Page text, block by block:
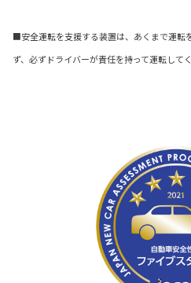
■安全運転を支援する装置は、あくまで運転
ず、必ずドライバーが責任を持って運転してく